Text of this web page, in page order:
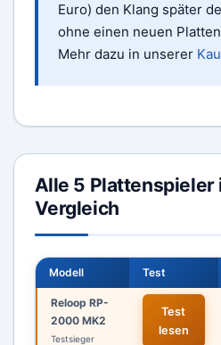
Euro) den Klang später
ohne einen neuen
Mehr dazu in unserer
Alle 5 Plattenspieler
Vergleich
Modell Test
Reloop RP-
2000 MK2
Testsieger
Test
lesen